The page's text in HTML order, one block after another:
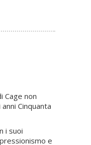
Cage non
Cinquanta
i suoi
e